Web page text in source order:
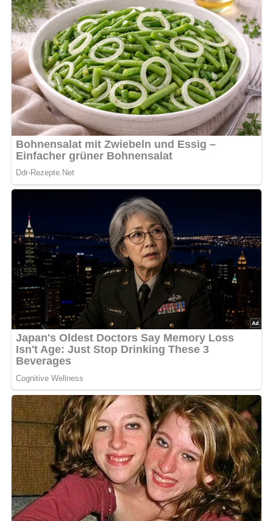
Den restlichen Teig wieder kalt stellen.
Für die Füllung die Butter in einem Topf schmelzen, nach
und nach den Zucker zugeben und unter ständigem
Rühren hellbraun karamelisieren lassen.
Die Walnüsse zufügen, sofort mit der flüssigen Sahne
aufgießen und kurz aufkochen lassen.
Leicht abgekühlt auf dem Tortenboden verteilen.
Den restlichen Teig zu einer runden Platte ausrollen und
auf die Nußfüllung legen.
Den Rand mit verquirltem Eigelb bestreichen, den
überstehenden Teil über die Oberfläche klappen und fest
andrücken.
Auch die Oberfläche mit Eigelb bestreichen und mit einer
Gabel mehrmals einstechen.
Bei 200 Grad 30 bis 40 Minuten backen.
Nach: Kochkunst: Lukullisches von A bis Z.- 3. Aufl., Verlag für die Frau, 1986, Leipzig, DDR
Abonniere jetzt unseren Newsletter!
Kein Spam, kein Bullshit, keine Weitergabe deiner Mailadresse an Dritte!
Rezept-Bewertung
4.3/5(6 Bewertung)